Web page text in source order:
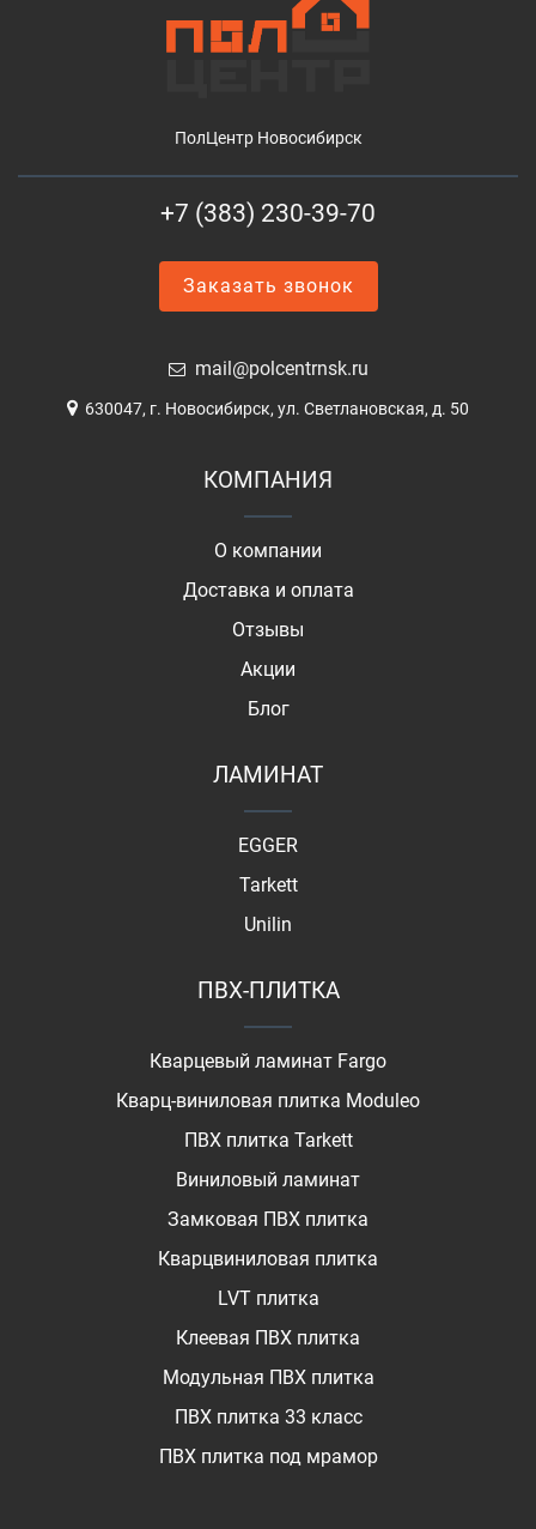
ПолЦентр Новосибирск
+7 (383) 230-39-70
Заказать звонок
mail@polcentrnsk.ru
630047, г. Новосибирск, ул. Светлановская, д. 50
КОМПАНИЯ
О компании
Доставка и оплата
Отзывы
Акции
Блог
ЛАМИНАТ
EGGER
Tarkett
Unilin
ПВХ-ПЛИТКА
Кварцевый ламинат Fargo
Кварц-виниловая плитка Moduleo
ПВХ плитка Tarkett
Виниловый ламинат
Замковая ПВХ плитка
Кварцвиниловая плитка
LVT плитка
Клеевая ПВХ плитка
Модульная ПВХ плитка
ПВХ плитка 33 класс
ПВХ плитка под мрамор